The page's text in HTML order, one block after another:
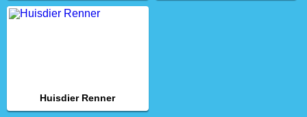
Huisdier Renner